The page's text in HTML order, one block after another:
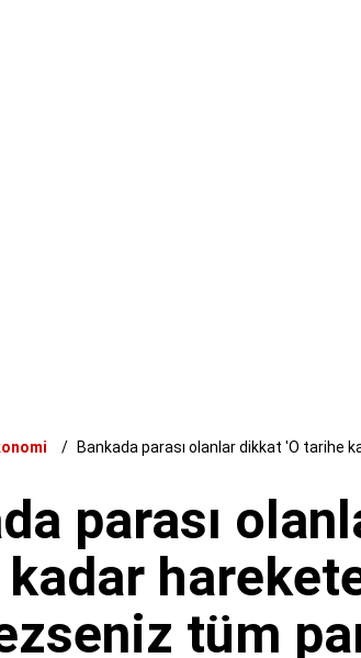
Bankada parası olanlar dikkat 'O tarihe
parası
tüm